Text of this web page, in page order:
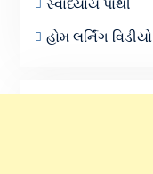
સ્વાધ્યાય પોથી
હોમ લર્નિંગ વિડીયો